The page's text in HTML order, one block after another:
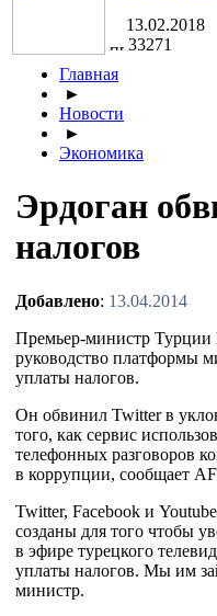
13.02.2018
33271
Главная
►
Новости
►
Экономика
Эрдоган
налогов
Добавлено: 13.04.2014
Премьер-министр Турции
руководство платформы
уплаты налогов.
Он обвинил Twitter в
того, как сервис
телефонных разговоров
в коррупции, сообщает
Twitter, Facebook и
созданы для того чтобы
в эфире турецкого
уплаты налогов. Мы им
министр.